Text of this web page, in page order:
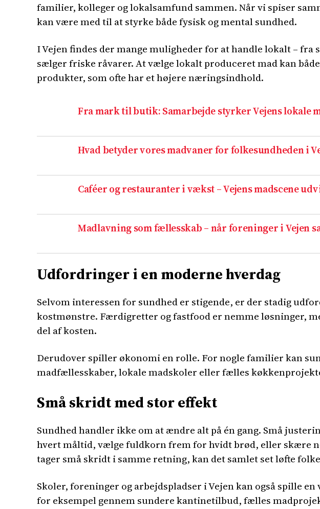
familier, kolleger og lokalsamfund sammen. Når vi spiser
kan være med til at styrke både fysisk og mental sundhed.
I Vejen findes der mange muligheder for at handle lokalt –
sælger friske råvarer. At vælge lokalt produceret mad kan
produkter, som ofte har et højere næringsindhold.
Fra mark til butik: Samarbejde styrker Vejens lokale
Hvad betyder vores madvaner for folkesundheden i
Caféer og restauranter i vækst – Vejens madscene
Madlavning som fællesskab – når foreninger i Vejen
Udfordringer i en moderne hverdag
Selvom interessen for sundhed er stigende, er der stadig
kostmønstre. Færdigretter og fastfood er nemme løsninger,
del af kosten.
Derudover spiller økonomi en rolle. For nogle familier kan
madfællesskaber, lokale madskoler eller fælles
Små skridt med stor effekt
Sundhed handler ikke om at ændre alt på én gang. Små
hvert måltid, vælge fuldkorn frem for hvidt brød, eller skære
tager små skridt i samme retning, kan det samlet set løfte
Skoler, foreninger og arbejdspladser i Vejen kan også spille
for eksempel gennem sundere kantinetilbud, fælles